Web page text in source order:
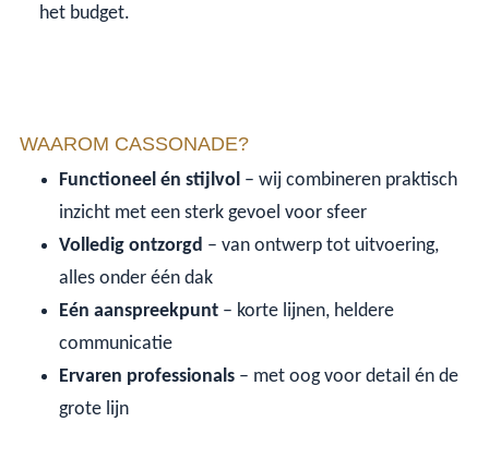
het budget.
WAAROM CASSONADE?
Functioneel én stijlvol – wij combineren praktisch
inzicht met een sterk gevoel voor sfeer
Volledig ontzorgd – van ontwerp tot uitvoering,
alles onder één dak
Eén aanspreekpunt – korte lijnen, heldere
communicatie
Ervaren professionals – met oog voor detail én de
grote lijn